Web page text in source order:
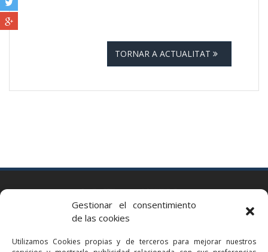
Gestionar el consentimiento
de las cookies
Utilizamos Cookies propias y de terceros para mejorar nuestros
TORNAR A ACTUALITAT
Via Augusta 2 bis, 3º, 08006 Barcelona
bcn@bellavistalegal.eu